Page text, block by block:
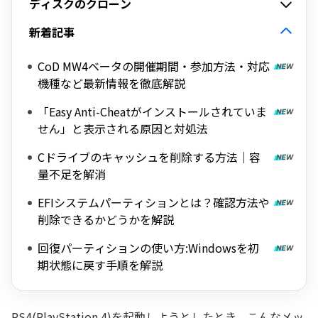
ディスクのクローン
新着記事
CoD MW4ベータの開催期間・参加方法・対応
機種など最新情報を徹底解説
「Easy Anti-Cheatがインストールされていま
せん」と表示される原因と対処法
Cドライブのキャッシュを削除する方法｜容
量不足を解消
EFIシステムパーティションとは？確認方法や
削除できるかどうかを解説
回復パーティションの使い方:Windowsを初
期状態に戻す手順を解説